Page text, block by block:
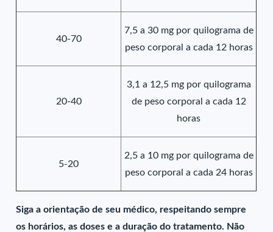
40-70
7,5 a 30 mg por quilograma de
peso corporal a cada 12 horas
20-40
3,1 a 12,5 mg por quilograma
de peso corporal a cada 12
horas
5-20
2,5 a 10 mg por quilograma de
peso corporal a cada 24 horas
Siga a orientação de seu médico, respeitando sempre
os horários, as doses e a duração do tratamento. Não